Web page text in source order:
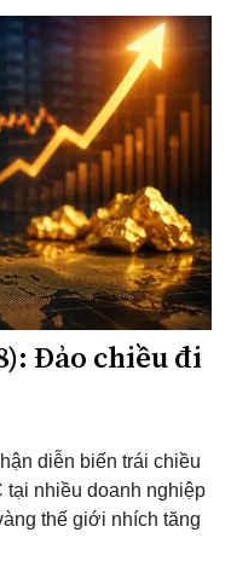
Đảo chiều đi
diễn biến trái chiều
tại nhiều doanh nghiệp
thế giới nhích tăng